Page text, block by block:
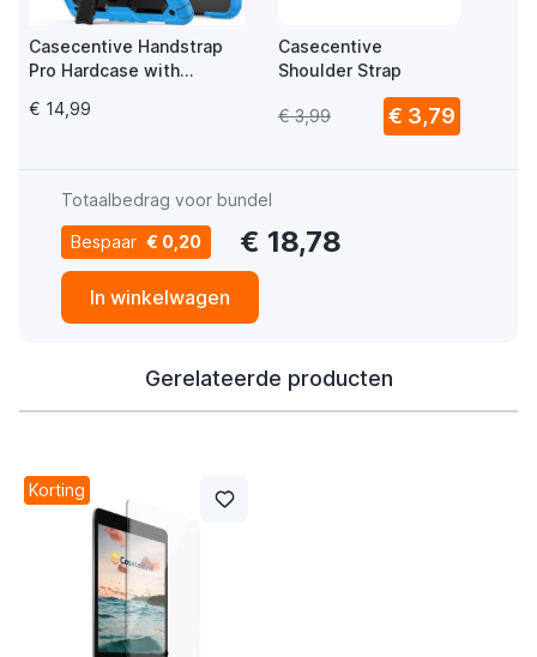
Casecentive Handstrap
Pro Hardcase with
2015 blauw
€ 14,99
Casecentive
Shoulder Strap
€ 3,99 € 3,79
Totaalbedrag voor bundel
Bespaar € 0,20 € 18,78
In winkelwagen
Gerelateerde producten
Korting